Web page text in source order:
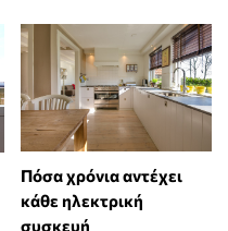
Πόσα χρόνια αντέχει
κάθε ηλεκτρική
συσκευή